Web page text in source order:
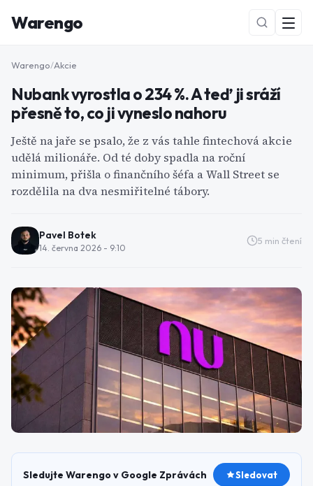
Warengo
NOVÉ
Warengo/Akcie
Nubank vyrostla o 234 %. A teď ji sráží
přesně to, co ji vyneslo nahoru
Ještě na jaře se psalo, že z vás tahle fintechová akcie
udělá milionáře. Od té doby spadla na roční
minimum, přišla o finančního šéfa a Wall Street se
rozdělila na dva nesmiřitelné tábory.
Pavel Botek
14. června 2026 - 9:10
5 min čtení
Sledujte Warengo v Google Zprávách Sledovat